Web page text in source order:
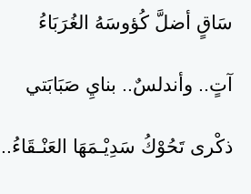
سَاقٍ أضلَّ كُؤوسَهُ الغُرَبَاءُ
آتٍ.. وأندلسٌ.. بنايِ صَبَابَتي
ذكْرى تَحُوْكُ سَدِيْـمَهَا العَنْـقَاءُ..